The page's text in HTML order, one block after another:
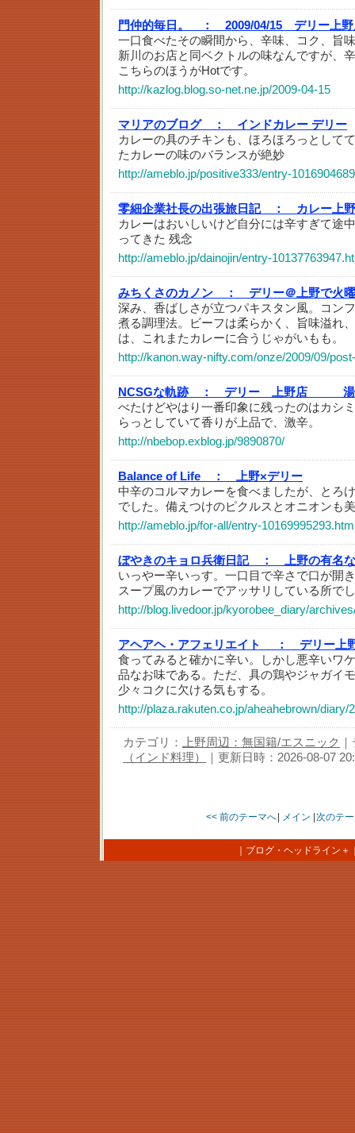
門仲的毎日。 ：
2009/04/15 デリー上
一口食べたその瞬間から、辛味、コク、旨
新川のお店と同ベクトルの味なんですが、
こちらのほうがHotです。
http://kazlog.blog.so-net.ne.jp/2009-04-15
マリアのブログ ：
インドカレー デリー
カレーの具のチキンも、ほろほろっとして
たカレーの味のバランスが絶妙
http://ameblo.jp/positive333/entry-
零細企業社長の出張旅日記 ：
カレー上
カレーはおいしいけど自分には辛すぎて途
ってきた 残念
http://ameblo.jp/dainojin/entry-
みちくさのカノン ：
デリー＠上野で火
深み、香ばしさが立つパキスタン風。コン
煮る調理法。ビーフは柔らかく、旨味溢れ
は、これまたカレーに合うじゃがいもも。
http://kanon.way-nifty.com/onze/2009/09/
NCSGな軌跡 ：
デリー 上野店 湯
べたけどやはり一番印象に残ったのはカシ
らっとしていて香りが上品で、激辛。
http://nbebop.exblog.jp/9890870/
Balance of Life ：
上野×デリー
中辛のコルマカレーを食べましたが、とろ
でした。備えつけのピクルスとオニオンも
http://ameblo.jp/for-all/entry-
ぼやきのキョロ兵衛日記 ：
上野の有名
いっやー辛いっす。一口目で辛さで口が開
スープ風のカレーでアッサリしている所で
http://blog.livedoor.jp/kyorobee_diary/
アヘアヘ・アフェリエイト ：
デリー上
食ってみると確かに辛い。しかし悪辛いワ
品なお味である。ただ、具の鶏やジャガイ
少々コクに欠ける気もする。
http://plaza.rakuten.co.jp/aheahebrown/diary/
カテゴリ： 上野周辺：無国籍/エスニック
（インド料理）
｜更新日時：2026-08-07
<< 前のテーマへ メイン 次のテ
ブログ・ヘッドライン＋